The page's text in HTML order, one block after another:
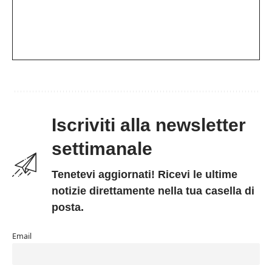
Iscriviti alla newsletter
settimanale
Tenetevi aggiornati! Ricevi le ultime
notizie direttamente nella tua casella di
posta.
Email